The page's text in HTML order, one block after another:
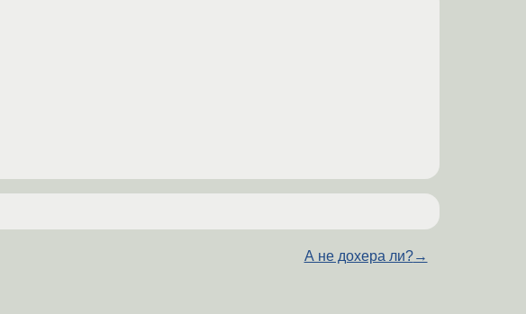
А не дохера ли?→